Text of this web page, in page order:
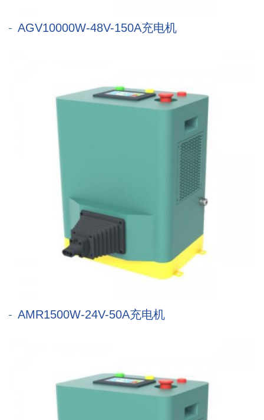
AGV10000W-48V-150A充电机
AMR1500W-24V-50A充电机